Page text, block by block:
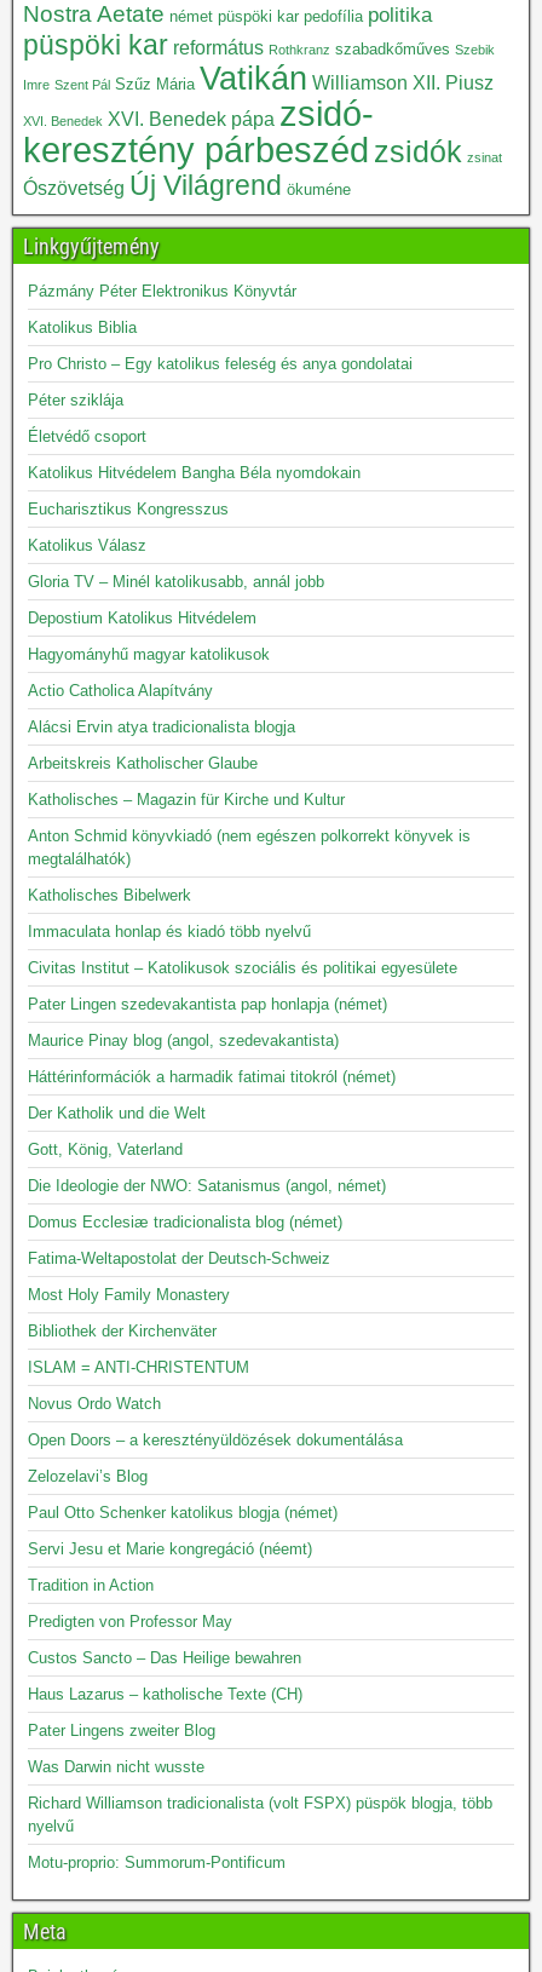
Nostra Aetate német püspöki kar pedofília politika
püspöki kar református Rothkranz szabadkőműves Szebik
Imre Szent Pál Szűz Mária Vatikán Williamson XII. Piusz
XVI. Benedek XVI. Benedek pápa zsidó-
keresztény párbeszéd zsidók zsinat
Ószövetség Új Világrend ökuméne
Linkgyűjtemény
Pázmány Péter Elektronikus Könyvtár
Katolikus Biblia
Pro Christo – Egy katolikus feleség és anya gondolatai
Péter sziklája
Életvédő csoport
Katolikus Hitvédelem Bangha Béla nyomdokain
Eucharisztikus Kongresszus
Katolikus Válasz
Gloria TV – Minél katolikusabb, annál jobb
Depostium Katolikus Hitvédelem
Hagyományhű magyar katolikusok
Actio Catholica Alapítvány
Alácsi Ervin atya tradicionalista blogja
Arbeitskreis Katholischer Glaube
Katholisches – Magazin für Kirche und Kultur
Anton Schmid könyvkiadó (nem egészen polkorrekt könyvek is
megtalálhatók)
Katholisches Bibelwerk
Immaculata honlap és kiadó több nyelvű
Civitas Institut – Katolikusok szociális és politikai egyesülete
Pater Lingen szedevakantista pap honlapja (német)
Maurice Pinay blog (angol, szedevakantista)
Háttérinformációk a harmadik fatimai titokról (német)
Der Katholik und die Welt
Gott, König, Vaterland
Die Ideologie der NWO: Satanismus (angol, német)
Domus Ecclesiæ tradicionalista blog (német)
Fatima-Weltapostolat der Deutsch-Schweiz
Most Holy Family Monastery
Bibliothek der Kirchenväter
ISLAM = ANTI-CHRISTENTUM
Novus Ordo Watch
Open Doors – a keresztényüldözések dokumentálása
Zelozelavi’s Blog
Paul Otto Schenker katolikus blogja (német)
Servi Jesu et Marie kongregáció (néemt)
Tradition in Action
Predigten von Professor May
Custos Sancto – Das Heilige bewahren
Haus Lazarus – katholische Texte (CH)
Pater Lingens zweiter Blog
Was Darwin nicht wusste
Richard Williamson tradicionalista (volt FSPX) püspök blogja, több
nyelvű
Motu-proprio: Summorum-Pontificum
Meta